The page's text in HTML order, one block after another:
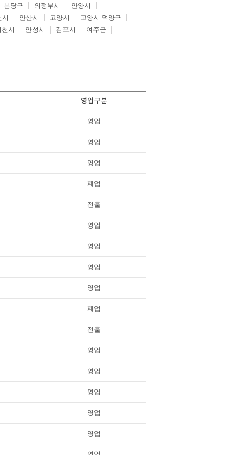
분당구 의정부시
안양시
시 안산시 고양시
고양시 덕양구
천시 안성시 김포시
여주군
영업구분
영업
영업
영업
폐업
전출
영업
영업
영업
영업
폐업
전출
영업
영업
영업
영업
영업